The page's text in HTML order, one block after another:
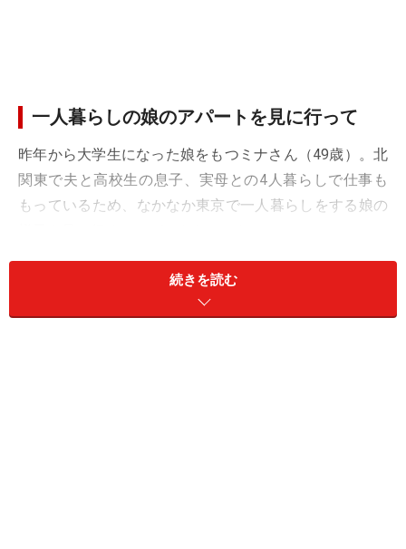
一人暮らしの娘のアパートを見に行って
昨年から大学生になった娘をもつミナさん（49歳）。北
関東で夫と高校生の息子、実母との4人暮らしで仕事も
もっているため、なかなか東京で一人暮らしをする娘の
「娘も2カ月に1回くらいは遊びに来ますし、変わった様
子もない。若い女の子の一人暮らしは本当に心配だった
んですが、案外、地味なかっこうをしているから大丈夫
続きを読む